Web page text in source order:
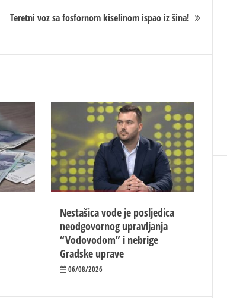
Teretni voz sa fosfornom kiselinom ispao iz šina!
Nestašica vode je posljedica
neodgovornog upravljanja
“Vodovodom” i nebrige
Gradske uprave
06/08/2026